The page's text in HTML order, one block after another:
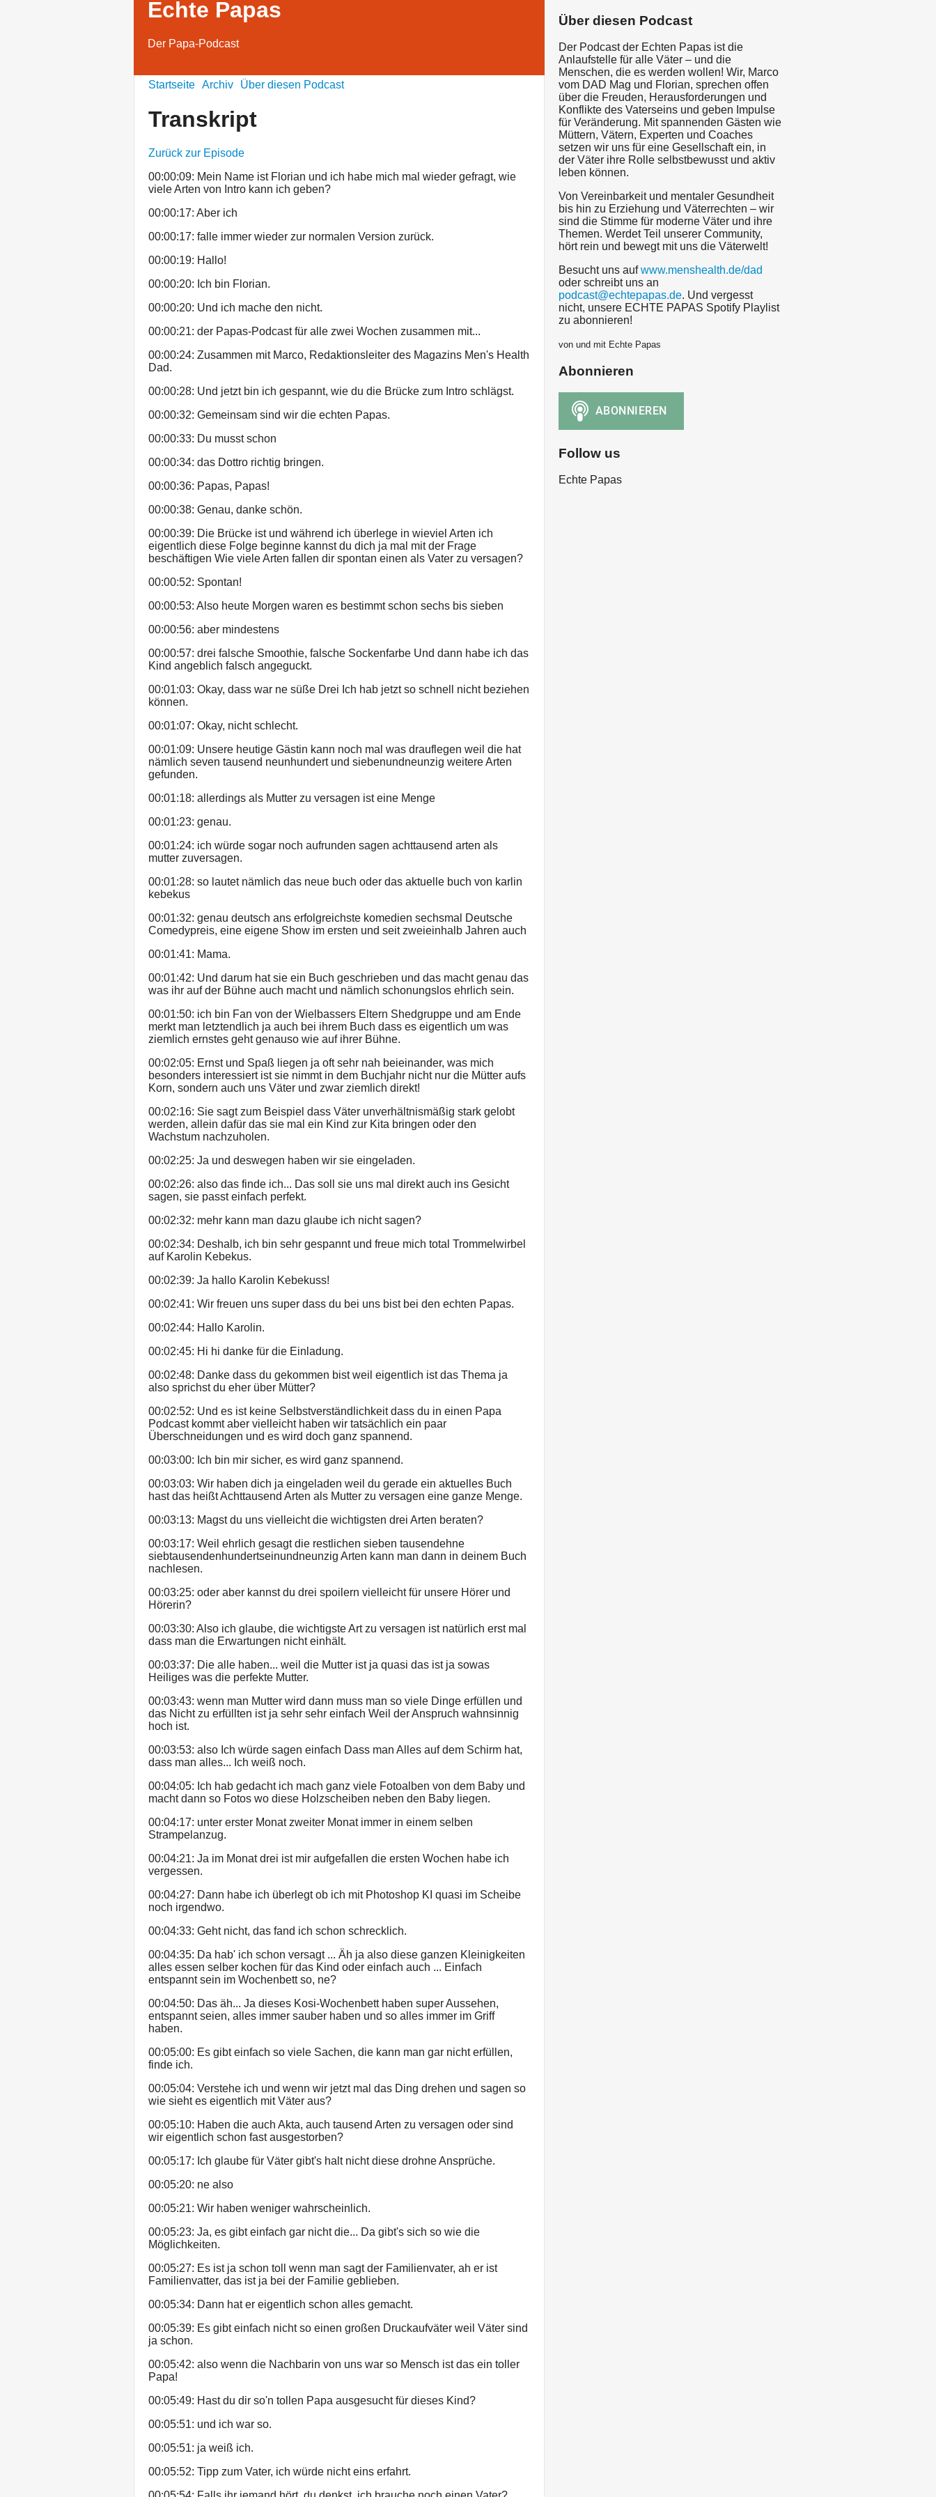
Echte Papas
Der Papa-Podcast
Startseite Archiv Über diesen Podcast
Transkript
Zurück zur Episode
00:00:09: Mein Name ist Florian und ich habe mich mal wieder gefragt, wie
viele Arten von Intro kann ich geben?
00:00:17: Aber ich
00:00:17: falle immer wieder zur normalen Version zurück.
00:00:19: Hallo!
00:00:20: Ich bin Florian.
00:00:20: Und ich mache den nicht.
00:00:21: der Papas-Podcast für alle zwei Wochen zusammen mit...
00:00:24: Zusammen mit Marco, Redaktionsleiter des Magazins Men's Health
Dad.
00:00:28: Und jetzt bin ich gespannt, wie du die Brücke zum Intro schlägst.
00:00:32: Gemeinsam sind wir die echten Papas.
00:00:33: Du musst schon
00:00:34: das Dottro richtig bringen.
00:00:36: Papas, Papas!
00:00:38: Genau, danke schön.
00:00:39: Die Brücke ist und während ich überlege in wieviel Arten ich
eigentlich diese Folge beginne kannst du dich ja mal mit der Frage
beschäftigen Wie viele Arten fallen dir spontan einen als Vater zu versagen?
00:00:52: Spontan!
00:00:53: Also heute Morgen waren es bestimmt schon sechs bis sieben
00:00:56: aber mindestens
00:00:57: drei falsche Smoothie, falsche Sockenfarbe Und dann habe ich das
Kind angeblich falsch angeguckt.
00:01:03: Okay, dass war ne süße Drei Ich hab jetzt so schnell nicht beziehen
können.
00:01:07: Okay, nicht schlecht.
00:01:09: Unsere heutige Gästin kann noch mal was drauflegen weil die hat
nämlich seven tausend neunhundert und siebenundneunzig weitere Arten
gefunden.
00:01:18: allerdings als Mutter zu versagen ist eine Menge
00:01:23: genau.
00:01:24: ich würde sogar noch aufrunden sagen achttausend arten als
mutter zuversagen.
00:01:28: so lautet nämlich das neue buch oder das aktuelle buch von karlin
kebekus
00:01:32: genau deutsch ans erfolgreichste komedien sechsmal Deutsche
Comedypreis, eine eigene Show im ersten und seit zweieinhalb Jahren auch
00:01:41: Mama.
00:01:42: Und darum hat sie ein Buch geschrieben und das macht genau das
was ihr auf der Bühne auch macht und nämlich schonungslos ehrlich sein.
00:01:50: ich bin Fan von der Wielbassers Eltern Shedgruppe und am Ende
merkt man letztendlich ja auch bei ihrem Buch dass es eigentlich um was
ziemlich ernstes geht genauso wie auf ihrer Bühne.
00:02:05: Ernst und Spaß liegen ja oft sehr nah beieinander, was mich
besonders interessiert ist sie nimmt in dem Buchjahr nicht nur die Mütter aufs
Korn, sondern auch uns Väter und zwar ziemlich direkt!
00:02:16: Sie sagt zum Beispiel dass Väter unverhältnismäßig stark gelobt
werden, allein dafür das sie mal ein Kind zur Kita bringen oder den
Wachstum nachzuholen.
00:02:25: Ja und deswegen haben wir sie eingeladen.
00:02:26: also das finde ich... Das soll sie uns mal direkt auch ins Gesicht
sagen, sie passt einfach perfekt.
00:02:32: mehr kann man dazu glaube ich nicht sagen?
00:02:34: Deshalb, ich bin sehr gespannt und freue mich total Trommelwirbel
auf Karolin Kebekus.
00:02:39: Ja hallo Karolin Kebekuss!
00:02:41: Wir freuen uns super dass du bei uns bist bei den echten Papas.
00:02:44: Hallo Karolin.
00:02:45: Hi hi danke für die Einladung.
00:02:48: Danke dass du gekommen bist weil eigentlich ist das Thema ja
also sprichst du eher über Mütter?
00:02:52: Und es ist keine Selbstverständlichkeit dass du in einen Papa
Podcast kommt aber vielleicht haben wir tatsächlich ein paar
Überschneidungen und es wird doch ganz spannend.
00:03:00: Ich bin mir sicher, es wird ganz spannend.
00:03:03: Wir haben dich ja eingeladen weil du gerade ein aktuelles Buch
hast das heißt Achttausend Arten als Mutter zu versagen eine ganze Menge.
00:03:13: Magst du uns vielleicht die wichtigsten drei Arten beraten?
00:03:17: Weil ehrlich gesagt die restlichen sieben tausendehne
siebtausendenhundertseinundneunzig Arten kann man dann in deinem Buch
nachlesen.
00:03:25: oder aber kannst du drei spoilern vielleicht für unsere Hörer und
Hörerin?
00:03:30: Also ich glaube, die wichtigste Art zu versagen ist natürlich erst mal
dass man die Erwartungen nicht einhält.
00:03:37: Die alle haben... weil die Mutter ist ja quasi das ist ja sowas
Heiliges was die perfekte Mutter.
00:03:43: wenn man Mutter wird dann muss man so viele Dinge erfüllen und
das Nicht zu erfüllten ist ja sehr sehr einfach Weil der Anspruch wahnsinnig
hoch ist.
00:03:53: also Ich würde sagen einfach Dass man Alles auf dem Schirm hat,
dass man alles... Ich weiß noch.
00:04:05: Ich hab gedacht ich mach ganz viele Fotoalben von dem Baby und
macht dann so Fotos wo diese Holzscheiben neben den Baby liegen.
00:04:17: unter erster Monat zweiter Monat immer in einem selben
Strampelanzug.
00:04:21: Ja im Monat drei ist mir aufgefallen die ersten Wochen habe ich
vergessen.
00:04:27: Dann habe ich überlegt ob ich mit Photoshop KI quasi im Scheibe
noch irgendwo.
00:04:33: Geht nicht, das fand ich schon schrecklich.
00:04:35: Da hab' ich schon versagt ... Äh ja also diese ganzen Kleinigkeiten
alles essen selber kochen für das Kind oder einfach auch ... Einfach
entspannt sein im Wochenbett so, ne?
00:04:50: Das äh... Ja dieses Kosi-Wochenbett haben super Aussehen,
entspannt seien, alles immer sauber haben und so alles immer im Griff
haben.
00:05:00: Es gibt einfach so viele Sachen, die kann man gar nicht erfüllen,
finde ich.
00:05:04: Verstehe ich und wenn wir jetzt mal das Ding drehen und sagen so
wie sieht es eigentlich mit Väter aus?
00:05:10: Haben die auch Akta, auch tausend Arten zu versagen oder sind
wir eigentlich schon fast ausgestorben?
00:05:17: Ich glaube für Väter gibt's halt nicht diese drohne Ansprüche.
00:05:20: ne also
00:05:21: Wir haben weniger wahrscheinlich.
00:05:23: Ja, es gibt einfach gar nicht die... Da gibt's sich so wie die
Möglichkeiten.
00:05:27: Es ist ja schon toll wenn man sagt der Familienvater, ah er ist
Familienvatter, das ist ja bei der Familie geblieben.
00:05:34: Dann hat er eigentlich schon alles gemacht.
00:05:39: Es gibt einfach nicht so einen großen Druckaufväter weil Väter sind
ja schon.
00:05:42: also wenn die Nachbarin von uns war so Mensch ist das ein toller
Papa!
00:05:49: Hast du dir so'n tollen Papa ausgesucht für dieses Kind?
00:05:51: und ich war so.
00:05:51: ja weiß ich.
00:05:52: Tipp zum Vater, ich würde nicht eins erfahrt.
Über diesen Podcast
Der Podcast der Echten Papas ist die
Anlaufstelle für alle Väter – und die
Menschen, die es werden wollen! Wir, Marco
vom DAD Mag und Florian, sprechen offen
über die Freuden, Herausforderungen und
Konflikte des Vaterseins und geben Impulse
für Veränderung. Mit spannenden Gästen wie
Müttern, Vätern, Experten und Coaches
setzen wir uns für eine Gesellschaft ein, in
der Väter ihre Rolle selbstbewusst und aktiv
leben können.
Von Vereinbarkeit und mentaler Gesundheit
bis hin zu Erziehung und Väterrechten – wir
sind die Stimme für moderne Väter und ihre
Themen. Werdet Teil unserer Community,
hört rein und bewegt mit uns die Väterwelt!
Besucht uns aufwww.menshealth.de/dad
oder schreibt uns an
podcast@echtepapas.de. Und vergesst
nicht, unsere ECHTE PAPAS Spotify Playlist
zu abonnieren!
von und mit Echte Papas
Abonnieren
Follow us
Echte Papas